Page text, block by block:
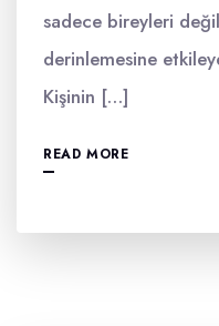
sadece bireyleri
derinlemesine
Kişinin […]
READ MORE